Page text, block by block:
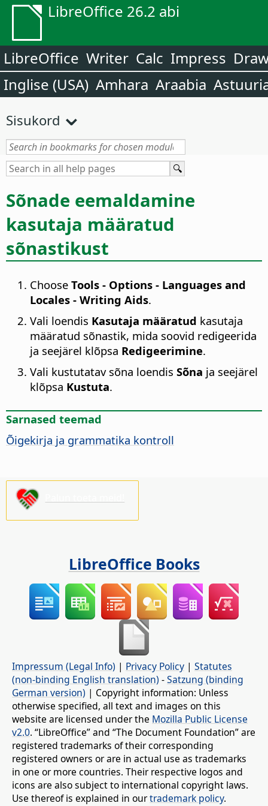
LibreOffice 26.2 abi
LibreOffice Writer Calc Impress
Inglise (USA) Amhara Araabia
Sisukord
Sõnade eemaldamine
kasutaja määratud
sõnastikust
Choose Tools - Options - Languages and
Locales - Writing Aids.
Vali loendis Kasutaja määratud kasutaja
määratud sõnastik, mida soovid redigeerida
ja seejärel klõpsa Redigeerimine.
Vali kustutatav sõna loendis Sõna ja seejärel
klõpsa Kustuta.
Sarnased teemad
Õigekirja ja grammatika kontroll
LibreOffice Books
Impressum (Legal Info) | Privacy Policy | Statutes
(non-binding English translation) -Satzung (binding
German version) | Copyright information: Unless
otherwise specified, all text and images on this
website are licensed under the Mozilla Public License
v2.0. “LibreOffice” and “The Document Foundation” are
registered trademarks of their corresponding
registered owners or are in actual use as trademarks
in one or more countries. Their respective logos and
icons are also subject to international copyright laws.
Use thereof is explained in ourtrademark policy.